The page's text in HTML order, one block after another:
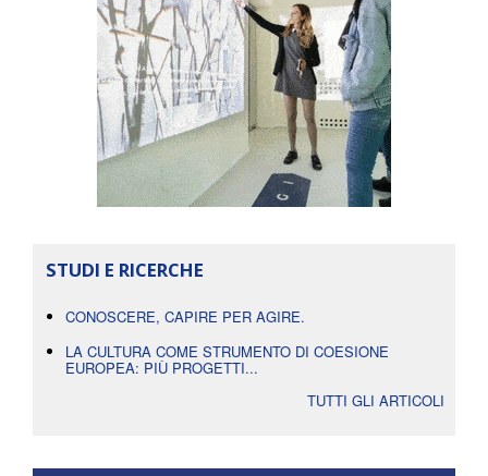
STUDI E RICERCHE
CONOSCERE, CAPIRE PER AGIRE.
LA CULTURA COME STRUMENTO DI COESIONE
EUROPEA: PIÙ PROGETTI...
TUTTI GLI ARTICOLI